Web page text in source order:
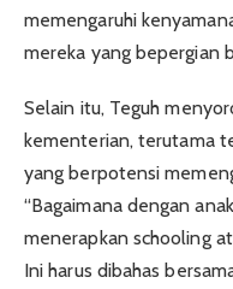
memengaruhi
mereka yang bepergian
Selain itu, Teguh
kementerian, terutama
yang berpotensi
“Bagaimana dengan
menerapkan schooling
Ini harus dibahas